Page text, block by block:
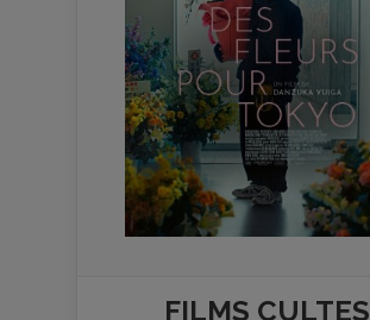
FILMS CULTES